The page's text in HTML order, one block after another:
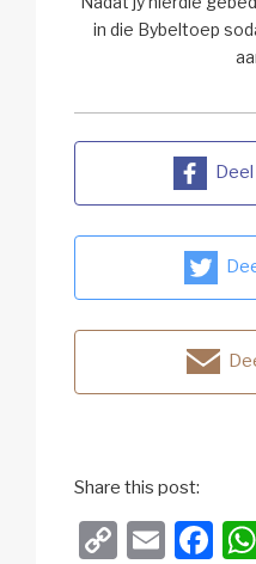
in die Bybeltoep
Share this post:
C
E
F